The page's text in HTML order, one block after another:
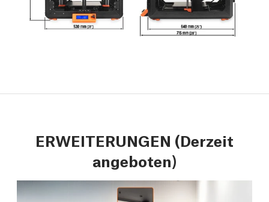
ERWEITERUNGEN (Derzeit
angeboten)